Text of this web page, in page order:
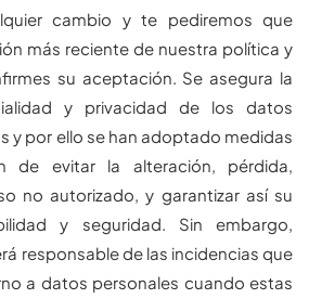
cambio y te pediremos que
más reciente de nuestra política y
su aceptación. Se asegura la
y privacidad de los datos
y por ello se han adoptado medidas
de evitar la alteración, pérdida,
no autorizado, y garantizar así su
y seguridad. Sin embargo,
responsable de las incidencias que
a datos personales cuando estas